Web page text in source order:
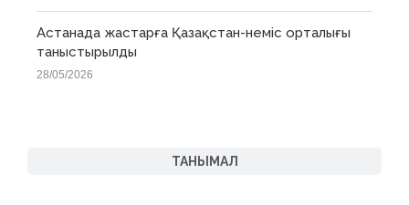
ТАНЫМАЛ
Астанада жастарға Қазақстан-неміс орталығы
таныстырылды
28/05/2026